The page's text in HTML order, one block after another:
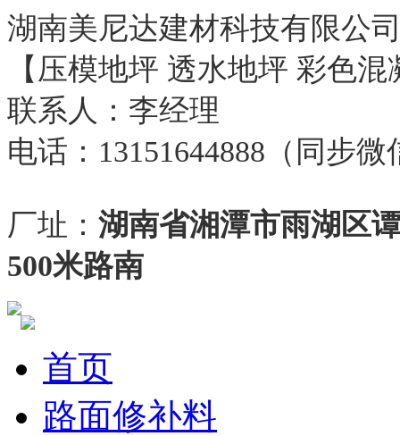
湖南美尼达建材科技有限公
【压模地坪 透水地坪 彩色
联系人：李经理
电话：13151644888（同步微
厂址： 湖南省湘潭市雨湖区
500米路南
首页
路面修补料